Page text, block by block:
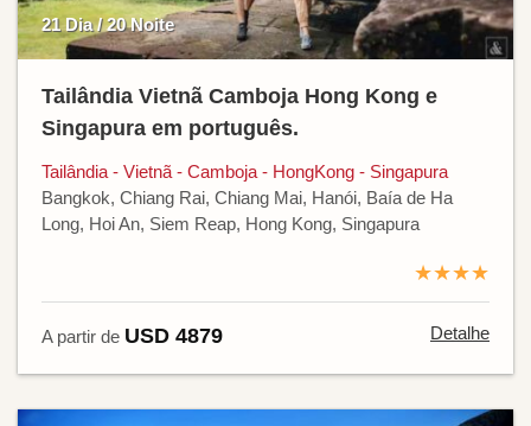
21 Dia / 20 Noite
Tailândia Vietnã Camboja Hong Kong e
Singapura em português.
Tailândia - Vietnã - Camboja - HongKong - Singapura
Bangkok, Chiang Rai, Chiang Mai, Hanói, Baía de Ha
Long, Hoi An, Siem Reap, Hong Kong, Singapura
★★★★
A partir de USD 4879 Detalhe